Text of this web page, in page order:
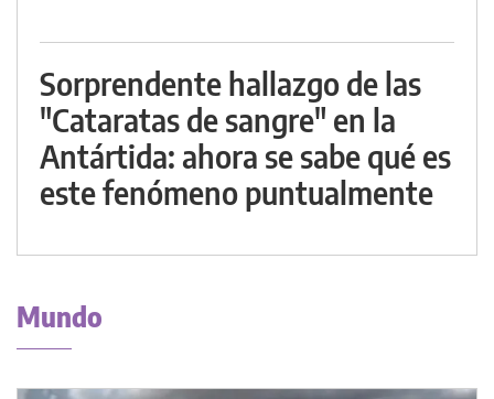
Sorprendente hallazgo de las
"Cataratas de sangre" en la
Antártida: ahora se sabe qué es
este fenómeno puntualmente
Mundo